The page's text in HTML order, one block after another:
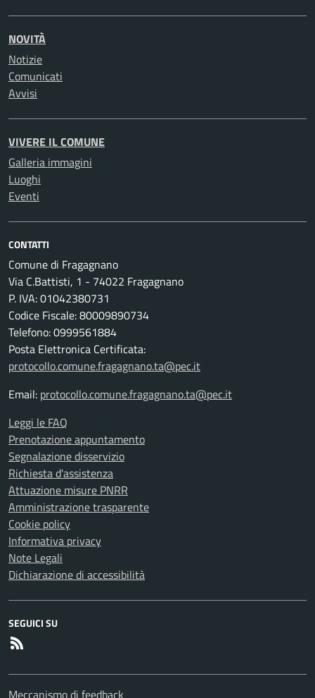
NOVITÀ
Notizie
Comunicati
Avvisi
VIVERE IL COMUNE
Galleria immagini
Luoghi
Eventi
CONTATTI
Comune di Fragagnano
Via C.Battisti, 1 - 74022 Fragagnano
P. IVA: 01042380731
Codice Fiscale: 80009890734
Telefono: 0999561884
Posta Elettronica Certificata:
protocollo.comune.fragagnano.ta@pec.it
Email: protocollo.comune.fragagnano.ta@pec.it
Leggi le FAQ
Prenotazione appuntamento
Segnalazione disservizio
Richiesta d'assistenza
Attuazione misure PNRR
Amministrazione trasparente
Cookie policy
Informativa privacy
Note Legali
Dichiarazione di accessibilità
SEGUICI SU
Meccanismo di feedback